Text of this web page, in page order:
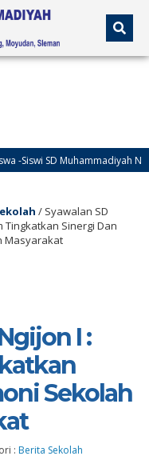
Muhammadiyah Ngijon I
/ Syawalan SD
Tingkatkan Sinergi Dan
Masyarakat
I :
Sekolah
: Berita Sekolah